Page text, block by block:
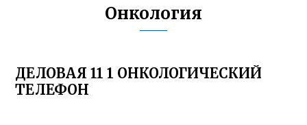
Онкология
ДЕЛОВАЯ 11 1 ОНКОЛОГИЧЕСКИЙ
ТЕЛЕФОН